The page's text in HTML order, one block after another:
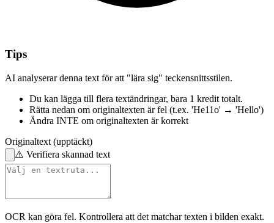
Tips
AI analyserar denna text för att "lära sig" teckensnittsstilen.
Du kan lägga till flera textändringar, bara 1 kredit totalt.
Rätta nedan om originaltexten är fel (t.ex. 'He11o' → 'Hello')
Ändra INTE om originaltexten är korrekt
Originaltext (upptäckt)
⚠️ Verifiera skannad text
OCR kan göra fel. Kontrollera att det matchar texten i bilden exakt.